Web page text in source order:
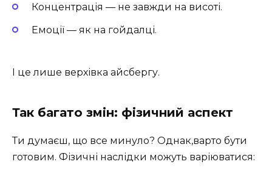
Концентрація — не завжди на висоті.
Емоції — як на гойдалці.
І це лише верхівка айсбергу.
Так багато змін: фізичний аспект
Ти думаєш, що все минуло? Однак,варто бути
готовим. Фізичні наслідки можуть варіюватися: